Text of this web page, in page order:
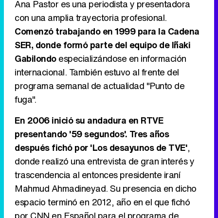
Tráiler de '33 días', la nueva serie de Atresplayer con Julián Villagrán y José Manuel Poga
Tráiler de la tercera temporada de 'The Walking Dead: Dead City' de AMC+
Canción ganadora de Eurovisión 2026: DARA con "Bangaranga" por Bulgaria
Ana Pastor es una periodista y presentadora
con una amplia trayectoria profesional.
Comenzó trabajando en 1999 para la Cadena
SER, donde formó parte del equipo de Iñaki
Gabilondoespecializándose en información
internacional. También estuvo al frente del
programa semanal de actualidad "Punto de
fuga".
En 2006 inició su andadura en RTVE
presentando '59 segundos'. Tres años
después fichó por 'Los desayunos de TVE',
donde realizó una entrevista de gran interés y
trascendencia al entonces presidente iraní
Mahmud Ahmadineyad. Su presencia en dicho
espacio terminó en 2012, año en el que fichó